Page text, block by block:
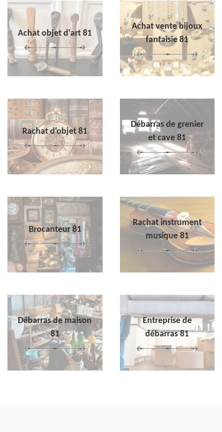
Achat objet d'art 81
Achat vente bijoux
fantaisie 81
Rachat d'objet 81
Débarras de grenier
et cave 81
Brocanteur 81
Rachat instrument
musique 81
Débarras de maison
81
Entreprise de
débarras 81